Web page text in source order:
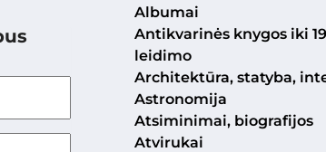
Albumai
Antikvarinės knygos iki
leidimo
Architektūra, statyba,
Astronomija
Atsiminimai, biografijos
Atvirukai